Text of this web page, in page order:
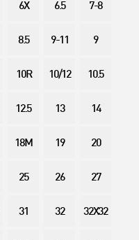
6X 6.5 7-8
8.5 9-11 9
10R 10/12 10.5
12.5 13 14
18M 19 20
25 26 27
31 32 32X32